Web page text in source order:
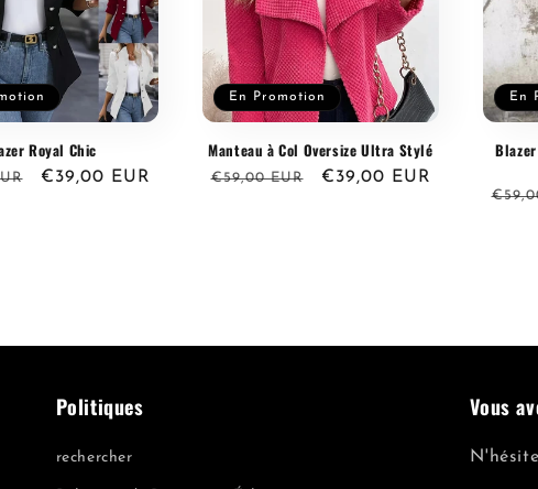
Royal Chic
Prix
€39,00 EUR
En Promotion
Manteau à Col Oversize Ultra Stylé
Prix
€59,00 EUR
Prix
€39,00 EUR
En
Prix
Politiques
rechercher
Vous